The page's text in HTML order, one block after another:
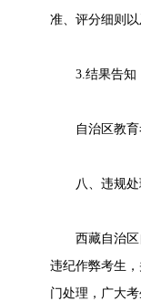
准、评分细则
3.结果告知
自治区教育考
八、违规处
西藏自治区自
违纪作弊考生
门处理，广大考